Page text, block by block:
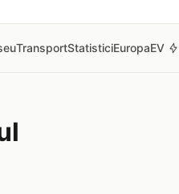
TransportStatisticiEuropaEV